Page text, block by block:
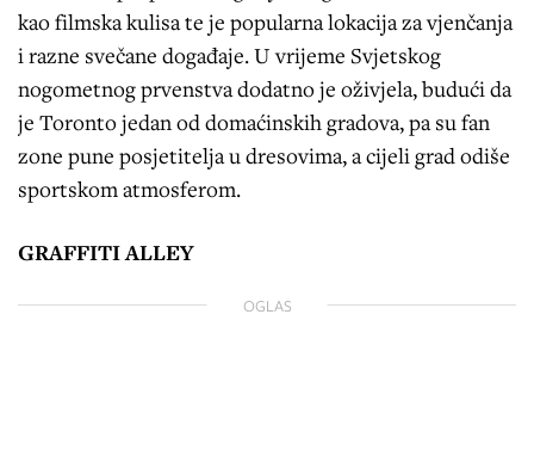
kao filmska kulisa te je popularna lokacija za vjenčanja
i razne svečane događaje. U vrijeme Svjetskog
nogometnog prvenstva dodatno je oživjela, budući da
je Toronto jedan od domaćinskih gradova, pa su fan
zone pune posjetitelja u dresovima, a cijeli grad odiše
sportskom atmosferom.
GRAFFITI ALLEY
OGLAS